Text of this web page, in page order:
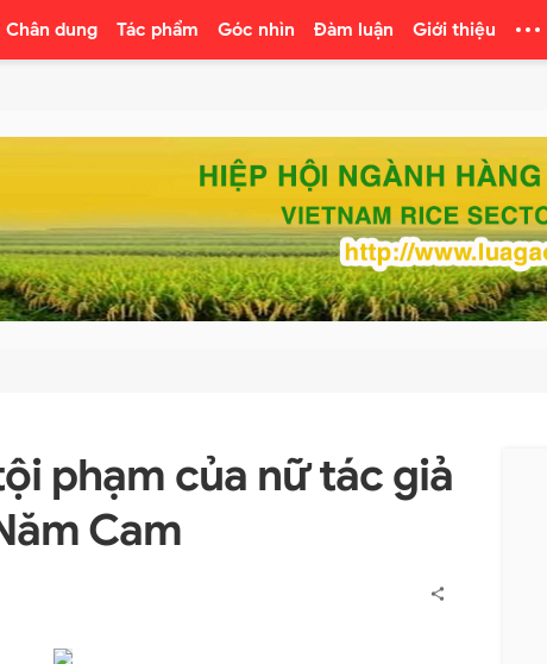
Chân dung Tác phẩm Góc nhìn Đàm luận Giới thiệu
phạm của nữ tác giả
Cam